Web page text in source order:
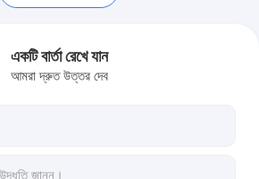
একটি বার্তা রেখে যান
আমরা দ্রুত উত্তর দেব